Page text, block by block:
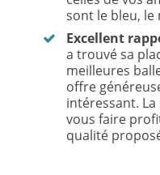
sont le bleu, le
Excellent
a trouvé sa
meilleures
offre
intéressant. La
vous faire
qualité